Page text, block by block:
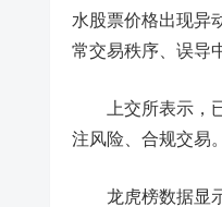
水股票价格出现异
常交易秩序、误导
上交所表示，已
注风险、合规交易。
龙虎榜数据显示